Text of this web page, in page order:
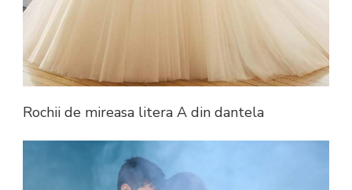
Rochii de mireasa litera A din dantela